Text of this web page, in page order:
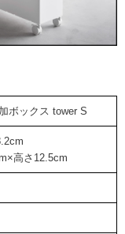
ボックス tower S
高さ12.5cm